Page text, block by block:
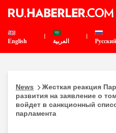
English العربية Pусский
News
Жесткая реакция
развития на заявление о
войдет в санкционный
парламента